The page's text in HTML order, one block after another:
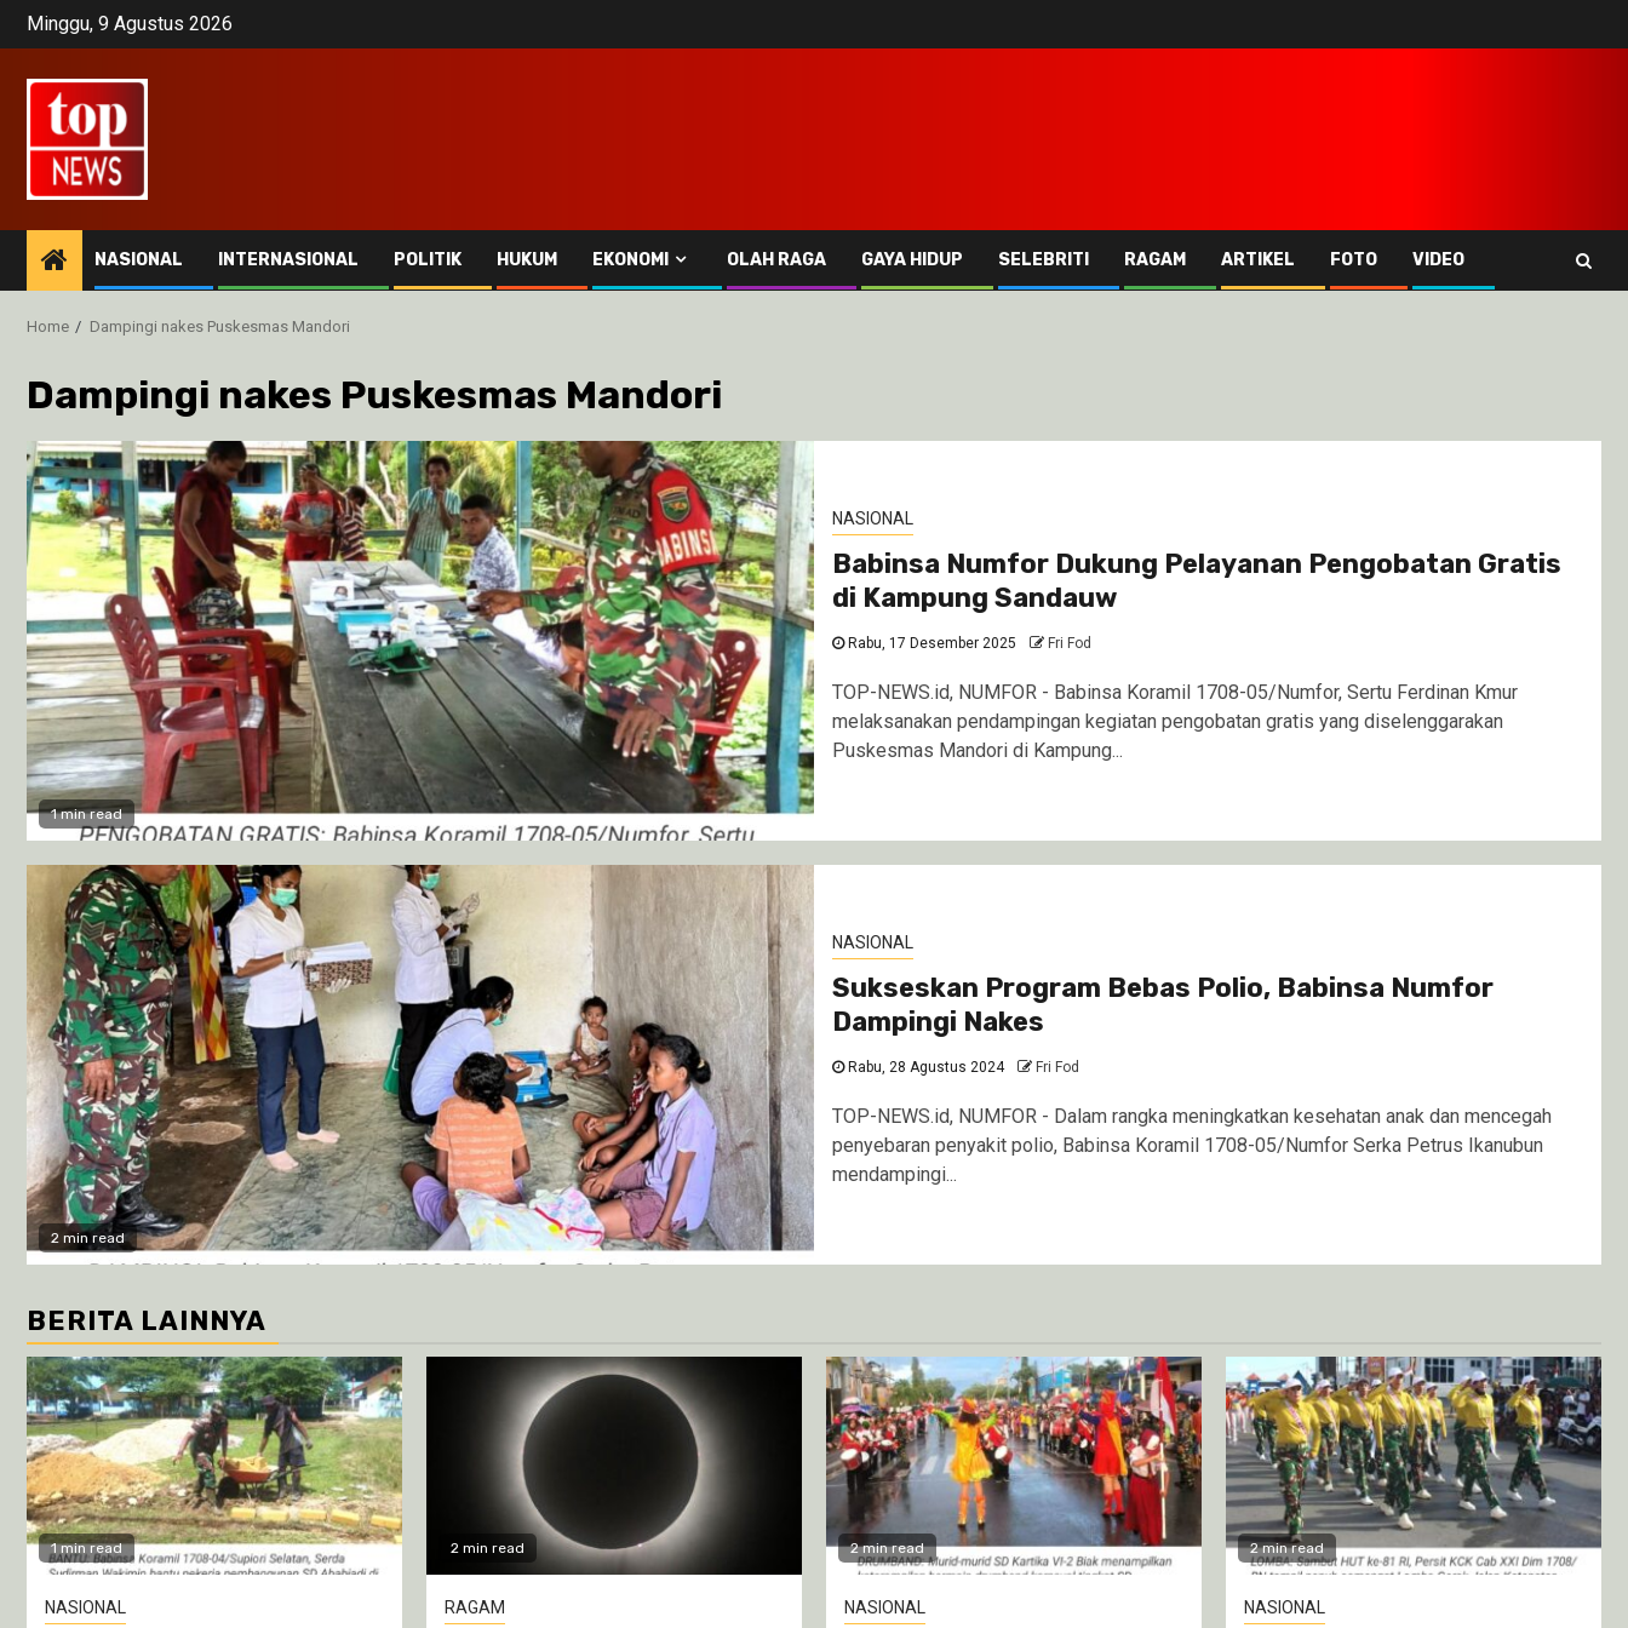
SkipMinggu, 9 Agustus 2026
NASIONAL INTERNASIONAL POLITIK HUKUM EKONOMI OLAH RAGA GAYA HIDUP SELEBRITI RAGAM ARTIKEL FOTO VIDEO
Home Dampingi nakes Puskesmas Mandori
Dampingi nakes Puskesmas Mandori
1 min read
NASIONAL
Babinsa Numfor Dukung Pelayanan Pengobatan Gratis
di Kampung Sandauw
Rabu, 17 Desember 2025 Fri Fod
TOP-NEWS.id, NUMFOR - Babinsa Koramil 1708-05/Numfor, Sertu Ferdinan Kmur
melaksanakan pendampingan kegiatan pengobatan gratis yang diselenggarakan
Puskesmas Mandori di Kampung...
2 min read
NASIONAL
Sukseskan Program Bebas Polio, Babinsa Numfor
Dampingi Nakes
Rabu, 28 Agustus 2024 Fri Fod
TOP-NEWS.id, NUMFOR - Dalam rangka meningkatkan kesehatan anak dan mencegah
penyebaran penyakit polio, Babinsa Koramil 1708-05/Numfor Serka Petrus Ikanubun
mendampingi...
BERITA LAINNYA
1 min read
NASIONAL
2 min read
RAGAM
2 min read
NASIONAL
2 min read
NASIONAL